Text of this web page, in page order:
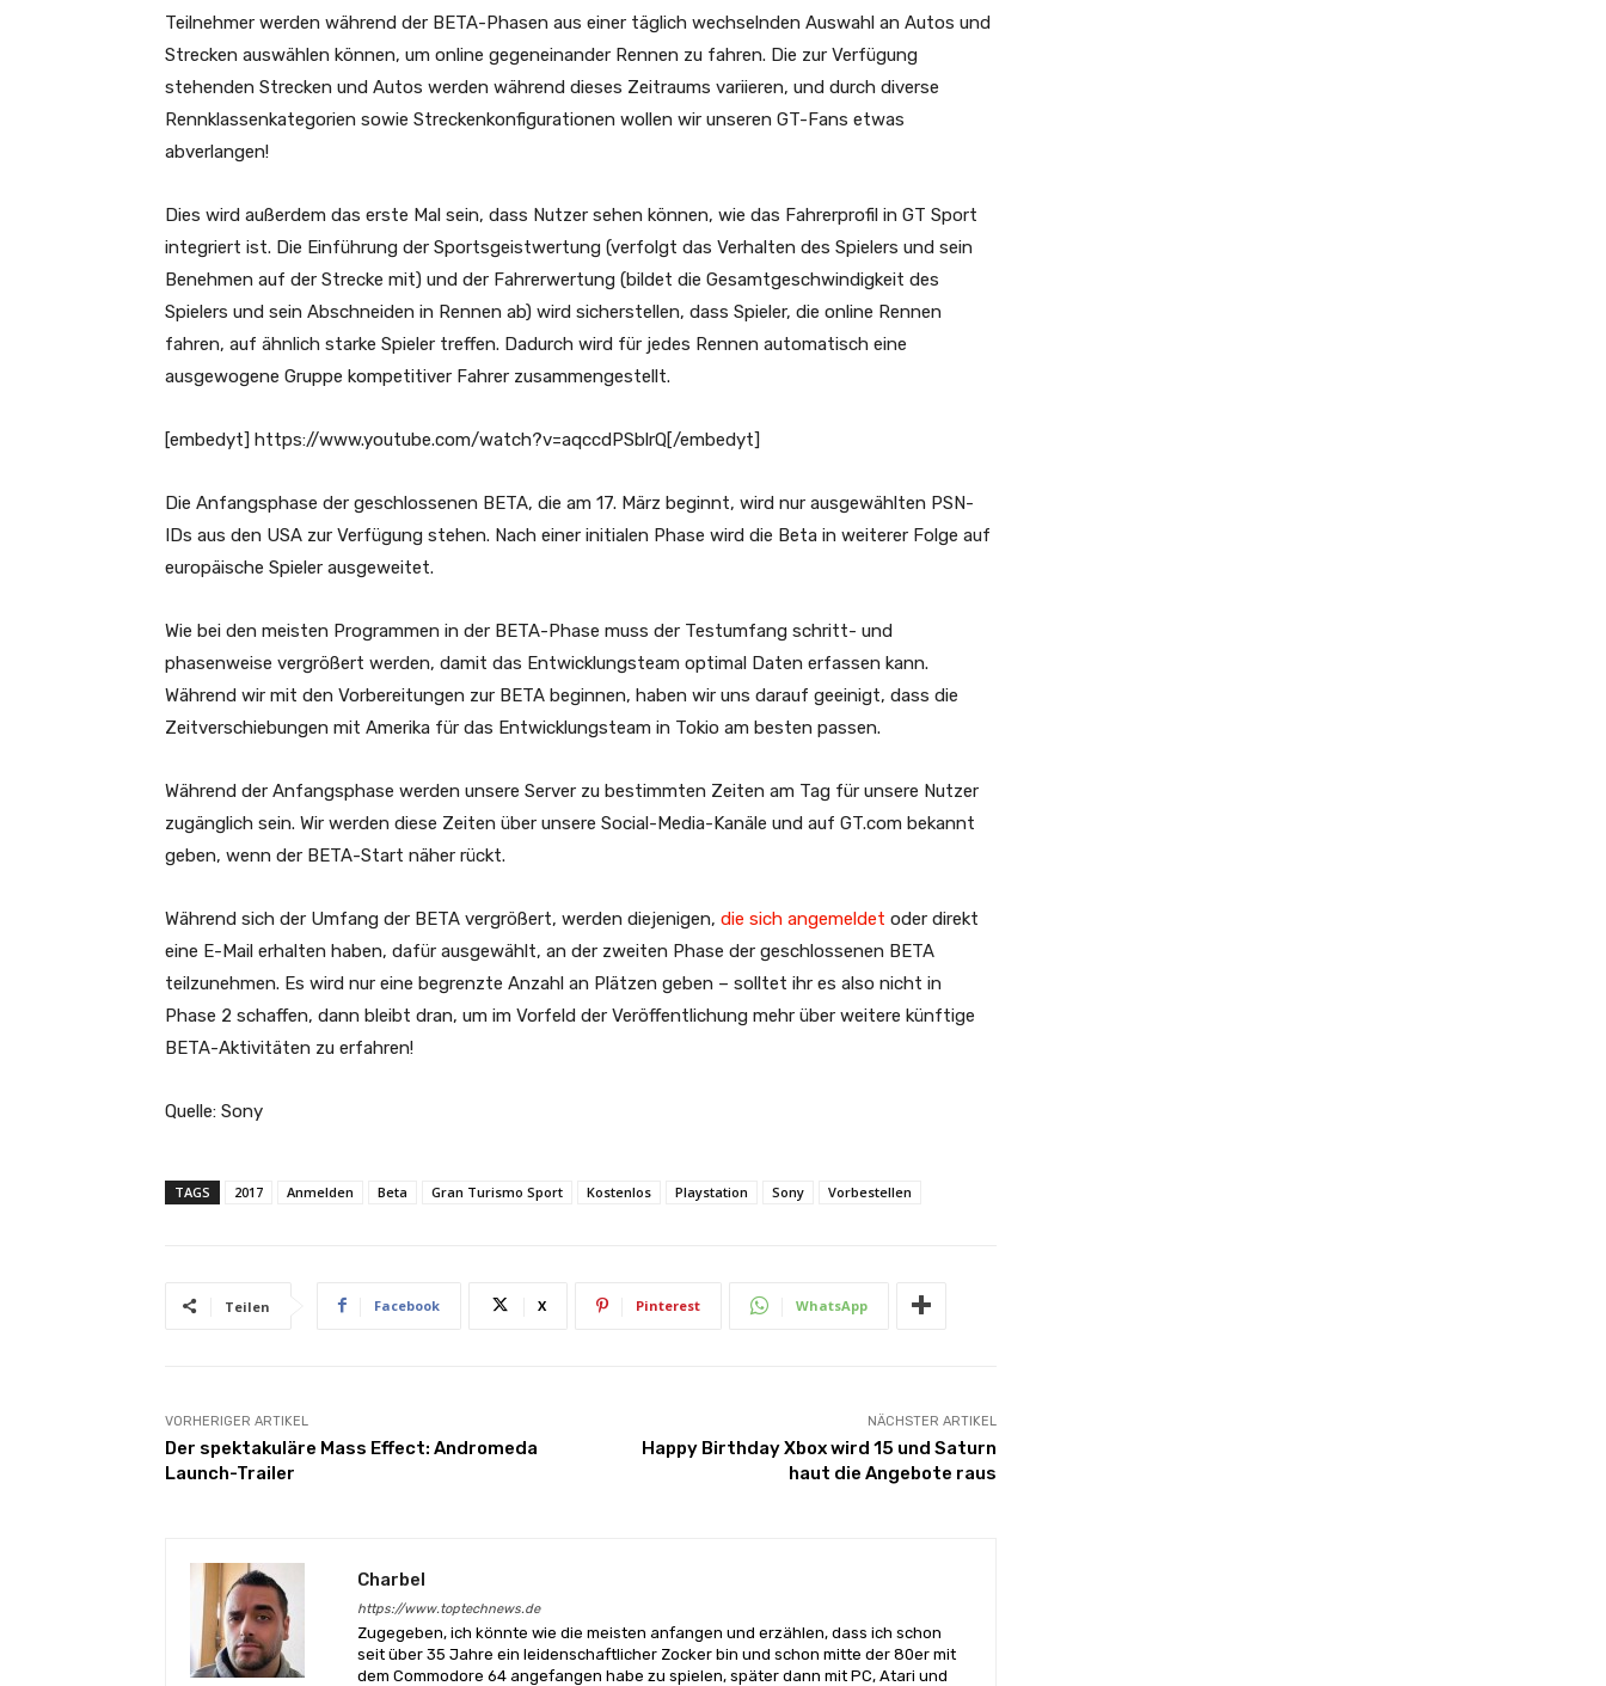
Teilnehmer werden während der BETA-Phasen aus einer täglich wechselnden Auswahl an Autos und
Strecken auswählen können, um online gegeneinander Rennen zu fahren. Die zur Verfügung
stehenden Strecken und Autos werden während dieses Zeitraums variieren, und durch diverse
Rennklassenkategorien sowie Streckenkonfigurationen wollen wir unseren GT-Fans etwas
abverlangen!
Dies wird außerdem das erste Mal sein, dass Nutzer sehen können, wie das Fahrerprofil in GT Sport
integriert ist. Die Einführung der Sportsgeistwertung (verfolgt das Verhalten des Spielers und sein
Benehmen auf der Strecke mit) und der Fahrerwertung (bildet die Gesamtgeschwindigkeit des
Spielers und sein Abschneiden in Rennen ab) wird sicherstellen, dass Spieler, die online Rennen
fahren, auf ähnlich starke Spieler treffen. Dadurch wird für jedes Rennen automatisch eine
ausgewogene Gruppe kompetitiver Fahrer zusammengestellt.
[embedyt] https://www.youtube.com/watch?v=aqccdPSblrQ[/embedyt]
Die Anfangsphase der geschlossenen BETA, die am 17. März beginnt, wird nur ausgewählten PSN-
IDs aus den USA zur Verfügung stehen. Nach einer initialen Phase wird die Beta in weiterer Folge auf
europäische Spieler ausgeweitet.
Wie bei den meisten Programmen in der BETA-Phase muss der Testumfang schritt- und
phasenweise vergrößert werden, damit das Entwicklungsteam optimal Daten erfassen kann.
Während wir mit den Vorbereitungen zur BETA beginnen, haben wir uns darauf geeinigt, dass die
Zeitverschiebungen mit Amerika für das Entwicklungsteam in Tokio am besten passen.
Während der Anfangsphase werden unsere Server zu bestimmten Zeiten am Tag für unsere Nutzer
zugänglich sein. Wir werden diese Zeiten über unsere Social-Media-Kanäle und auf GT.com bekannt
geben, wenn der BETA-Start näher rückt.
Während sich der Umfang der BETA vergrößert, werden diejenigen, die sich angemeldet oder direkt
eine E-Mail erhalten haben, dafür ausgewählt, an der zweiten Phase der geschlossenen BETA
teilzunehmen. Es wird nur eine begrenzte Anzahl an Plätzen geben – solltet ihr es also nicht in
Phase 2 schaffen, dann bleibt dran, um im Vorfeld der Veröffentlichung mehr über weitere künftige
BETA-Aktivitäten zu erfahren!
Quelle: Sony
TAGS 2017 Anmelden Beta Gran Turismo Sport Kostenlos Playstation Sony Vorbestellen
Teilen Facebook X Pinterest WhatsApp
VORHERIGER ARTIKEL
Der spektakuläre Mass Effect: Andromeda
Launch-Trailer
NÄCHSTER ARTIKEL
Happy Birthday Xbox wird 15 und Saturn
haut die Angebote raus
Charbel
https://www.toptechnews.de
Zugegeben, ich könnte wie die meisten anfangen und erzählen, dass ich schon
seit über 35 Jahre ein leidenschaftlicher Zocker bin und schon mitte der 80er mit
dem Commodore 64 angefangen habe zu spielen, später dann mit PC, Atari und